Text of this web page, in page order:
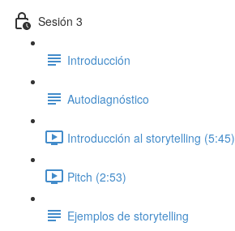
Sesión 3
Introducción
Autodiagnóstico
Introducción al storytelling (5:45)
Pitch (2:53)
Ejemplos de storytelling